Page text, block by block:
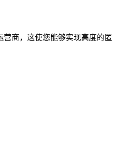
商，这使您能够实现高度的匿